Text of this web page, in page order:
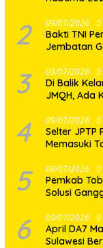
2 09/07/2026 0
Bakti TNI
Jembatan
Pulih
3 09/07/2026 0
Di Balik
JMQH, Ada
4 09/07/2026 0
Selter JPTP
Memasuki
5 09/07/2026 0
Pemkab
Solusi
6 09/07/2026 0
April DA7
Sulawesi